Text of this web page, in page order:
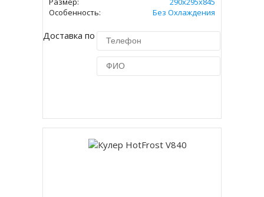
Особенность:
Без Охлаждения
Доставка по Москве 450 руб.